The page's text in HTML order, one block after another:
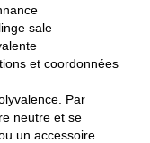
sale
et coordonnées
Par
neutre et se
un accessoire